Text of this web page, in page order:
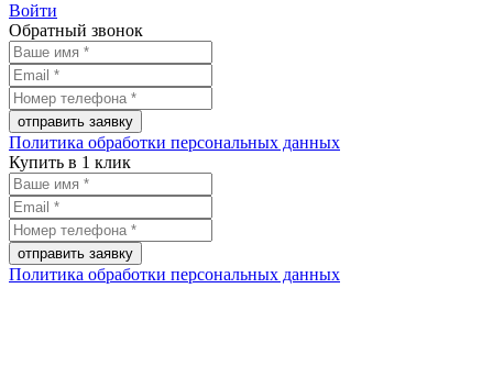
Войти
Обратный звонок
Политика обработки персональных данных
Купить в 1 клик
Политика обработки персональных данных